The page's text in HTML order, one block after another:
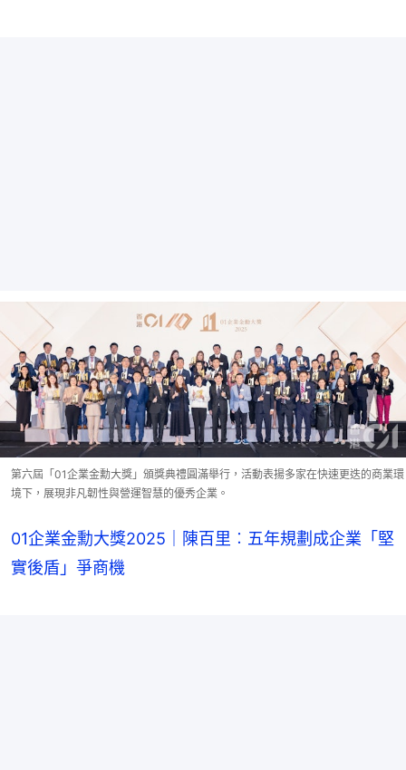
第六屆「01企業金勳大獎」頒獎典禮圓滿舉行，活動表揚多家在快速更迭的商業環
境下，展現非凡韌性與營運智慧的優秀企業。
01企業金勳大獎2025｜陳百里︰五年規劃成企業「堅
實後盾」爭商機